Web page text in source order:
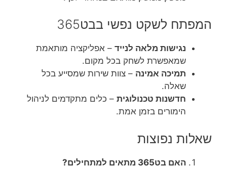
המפתח לשקט נפשי בבט365
נגישות מלאה לנייד – אפליקציה מותאמת
שמאפשרת לשחק בכל מקום.
תמיכה אמינה – צוות שירות שמסייע בכל
שאלה.
חדשנות טכנולוגית – כלים מתקדמים לניהול
הימורים בזמן אמת.
שאלות נפוצות
האם בט365 מתאים למתחילים?